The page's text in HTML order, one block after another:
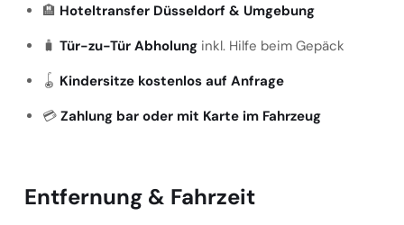
🏨 Hoteltransfer Düsseldorf & Umgebung
🧳 Tür-zu-Tür Abholung inkl. Hilfe beim Gepäck
🪀 Kindersitze kostenlos auf Anfrage
💳 Zahlung bar oder mit Karte im Fahrzeug
Entfernung & Fahrzeit